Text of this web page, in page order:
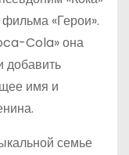
«Герои».
Cola» она
добавить
имя и
семье